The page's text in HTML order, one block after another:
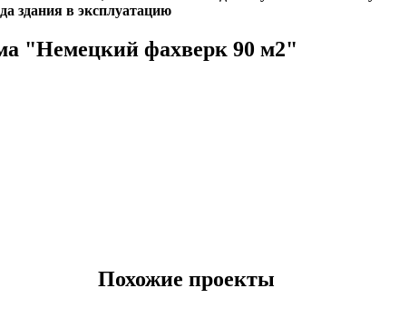
здания в эксплуатацию
"Немецкий фахверк 90 м2"
Похожие проекты